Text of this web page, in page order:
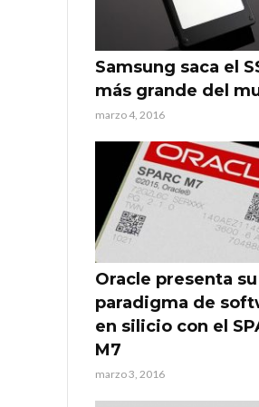
Samsung saca el
más grande del
marzo 4, 2016
Oracle presenta su
paradigma de
en silicio con el
M7
marzo 3, 2016